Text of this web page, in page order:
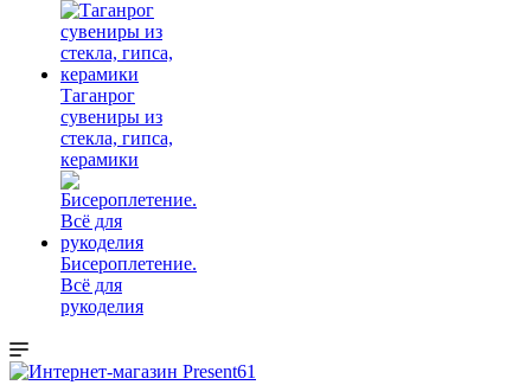
Таганрог
сувениры из
стекла, гипса,
керамики
Бисероплетение.
Всё для
рукоделия